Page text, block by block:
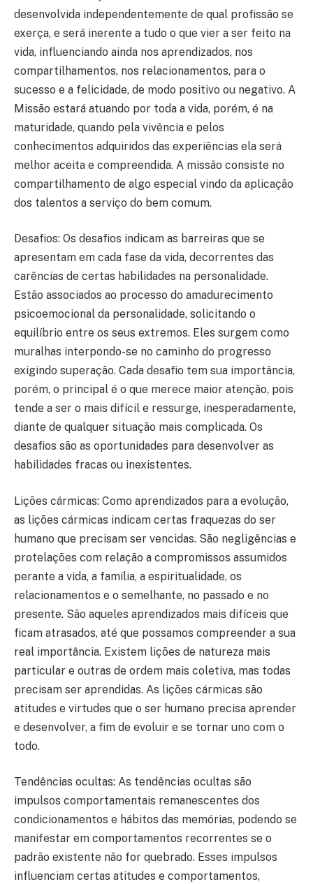
desenvolvida independentemente de qual profissão se
exerça, e será inerente a tudo o que vier a ser feito na
vida, influenciando ainda nos aprendizados, nos
compartilhamentos, nos relacionamentos, para o
sucesso e a felicidade, de modo positivo ou negativo. A
Missão estará atuando por toda a vida, porém, é na
maturidade, quando pela vivência e pelos
conhecimentos adquiridos das experiências ela será
melhor aceita e compreendida. A missão consiste no
compartilhamento de algo especial vindo da aplicação
dos talentos a serviço do bem comum.
Desafios: Os desafios indicam as barreiras que se
apresentam em cada fase da vida, decorrentes das
carências de certas habilidades na personalidade.
Estão associados ao processo do amadurecimento
psicoemocional da personalidade, solicitando o
equilíbrio entre os seus extremos. Eles surgem como
muralhas interpondo-se no caminho do progresso
exigindo superação. Cada desafio tem sua importância,
porém, o principal é o que merece maior atenção, pois
tende a ser o mais difícil e ressurge, inesperadamente,
diante de qualquer situação mais complicada. Os
desafios são as oportunidades para desenvolver as
habilidades fracas ou inexistentes.
Lições cármicas: Como aprendizados para a evolução,
as lições cármicas indicam certas fraquezas do ser
humano que precisam ser vencidas. São negligências e
protelações com relação a compromissos assumidos
perante a vida, a família, a espiritualidade, os
relacionamentos e o semelhante, no passado e no
presente. São aqueles aprendizados mais difíceis que
ficam atrasados, até que possamos compreender a sua
real importância. Existem lições de natureza mais
particular e outras de ordem mais coletiva, mas todas
precisam ser aprendidas. As lições cármicas são
atitudes e virtudes que o ser humano precisa aprender
e desenvolver, a fim de evoluir e se tornar uno com o
todo.
Tendências ocultas: As tendências ocultas são
impulsos comportamentais remanescentes dos
condicionamentos e hábitos das memórias, podendo se
manifestar em comportamentos recorrentes se o
padrão existente não for quebrado. Esses impulsos
influenciam certas atitudes e comportamentos,